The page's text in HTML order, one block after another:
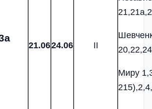
21.0624.06 II
Миру